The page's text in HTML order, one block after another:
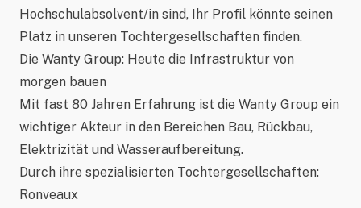
Hochschulabsolvent/in sind, Ihr Profil könnte seinen
Platz in unseren Tochtergesellschaften finden.
Die Wanty Group: Heute die Infrastruktur von
morgen bauen
Mit fast 80 Jahren Erfahrung ist die Wanty Group ein
wichtiger Akteur in den Bereichen Bau, Rückbau,
Elektrizität und Wasseraufbereitung.
Durch ihre spezialisierten Tochtergesellschaften:
Ronveaux